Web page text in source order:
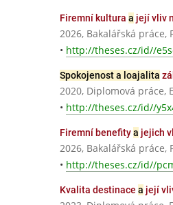
Firemní kultura a její vliv
2026, Bakalářská práce,
• http://theses.cz/id//
Spokojenost a loajalita
2020, Diplomová práce,
• http://theses.cz/id//
Firemní benefitya jejich
2026, Bakalářská práce,
• http://theses.cz/id//
Kvalita destinace a její